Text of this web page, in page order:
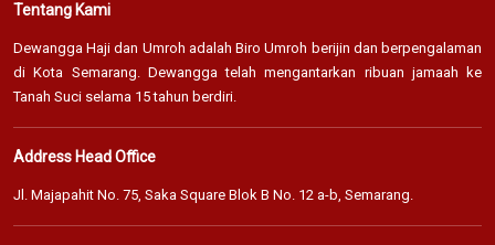
Tentang Kami
Dewangga Haji dan Umroh adalah Biro Umroh berijin dan berpengalaman
di Kota Semarang. Dewangga telah mengantarkan ribuan jamaah ke
Tanah Suci selama 15 tahun berdiri.
Address Head Office
Jl. Majapahit No. 75, Saka Square Blok B No. 12 a-b, Semarang.